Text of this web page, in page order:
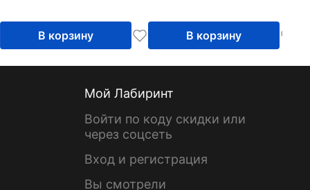
В корзину В корзину
Мой Лабиринт
Войти по коду скидки или
через соцсеть
Вход и регистрация
Вы смотрели